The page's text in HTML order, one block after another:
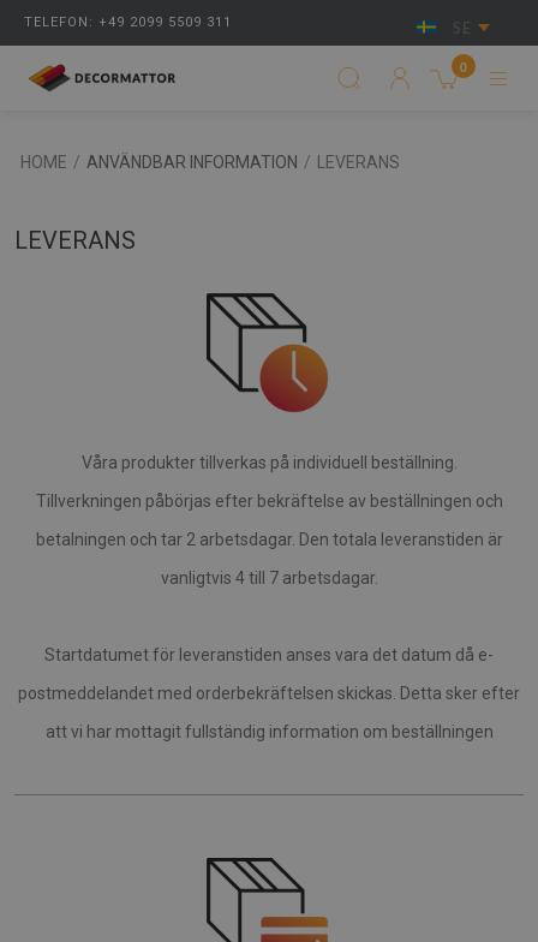
TELEFON: +49 2099 5509 311 SE
0
HOME / ANVÄNDBAR INFORMATION / LEVERANS
LEVERANS
Våra produkter tillverkas på individuell beställning.
Tillverkningen påbörjas efter bekräftelse av beställningen och
betalningen och tar 2 arbetsdagar. Den totala leveranstiden är
vanligtvis 4 till 7 arbetsdagar.
Startdatumet för leveranstiden anses vara det datum då e-
postmeddelandet med orderbekräftelsen skickas. Detta sker efter
att vi har mottagit fullständig information om beställningen